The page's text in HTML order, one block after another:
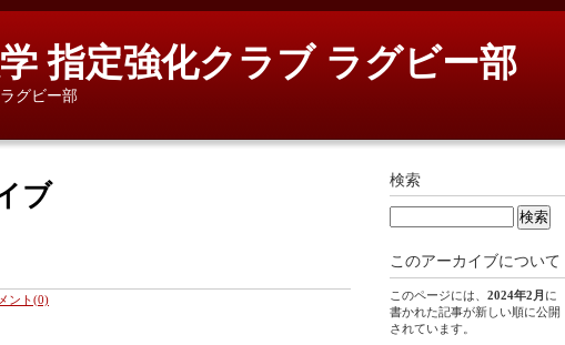
指定強化クラブ ラグビー部
グビー部
ブ
ント(0)
検索
このアーカイブについて
このページには、 2024年2月 に
書かれた記事が新しい順に公開
されています。